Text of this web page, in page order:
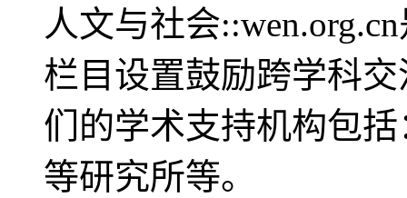
人文与社会
栏目设置鼓励跨学科
们的学术支持机构包
等研究所等。